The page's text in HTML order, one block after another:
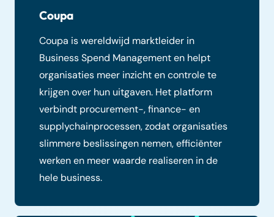
Coupa
Coupa is wereldwijd marktleider in
Business Spend Management en helpt
organisaties meer inzicht en controle te
krijgen over hun uitgaven. Het platform
verbindt procurement-, finance- en
supplychainprocessen, zodat organisaties
slimmere beslissingen nemen, efficiënter
werken en meer waarde realiseren in de
hele business.